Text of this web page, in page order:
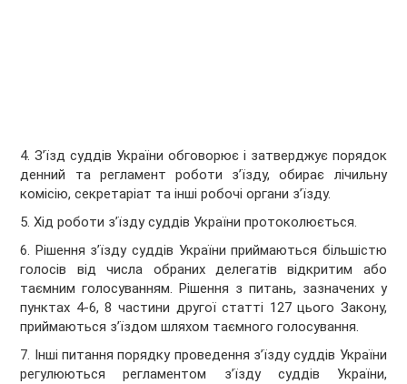
4. З’їзд суддів України обговорює і затверджує порядок
денний та регламент роботи з’їзду, обирає лічильну
комісію, секретаріат та інші робочі органи з’їзду.
5. Хід роботи з’їзду суддів України протоколюється.
6. Рішення з’їзду суддів України приймаються більшістю
голосів від числа обраних делегатів відкритим або
таємним голосуванням. Рішення з питань, зазначених у
пунктах 4-6, 8 частини другої статті 127 цього Закону,
приймаються з’їздом шляхом таємного голосування.
7. Інші питання порядку проведення з’їзду суддів України
регулюються регламентом з’їзду суддів України,